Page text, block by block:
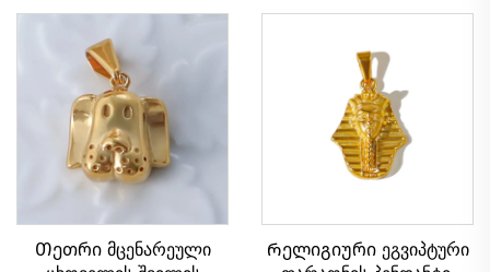
პლატირებული
შემორჩენილი ჯაჭვის
ბრელო კაცებისა და
ქალებისთვის
პენდანტი კაცის
Თეთრი მცენარეული
Რელიგიური ეგვიპტური